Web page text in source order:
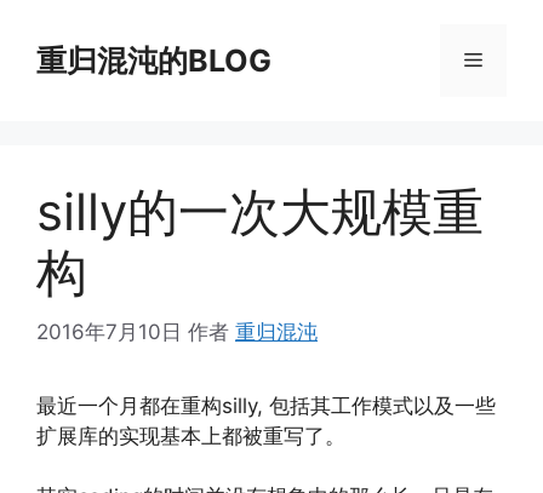
重归混沌的BLOG 菜
silly的一次大规模重
构
2016年7月10日 作者 重归混沌
最近一个月都在重构silly, 包括其工作模式以及一些
扩展库的实现基本上都被重写了。